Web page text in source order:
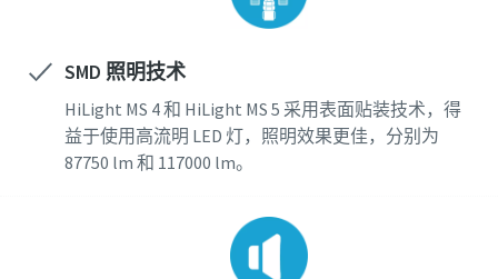
SMD 照明技术
HiLight MS 4 和 HiLight MS 5 采用表面贴装技术，得
益于使用高流明 LED 灯，照明效果更佳，分别为
87750 lm 和 117000 lm。